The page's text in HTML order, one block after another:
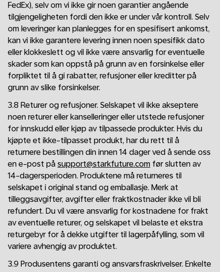
FedEx), selv om vi ikke gir noen garantier angående
tilgjengeligheten fordi den ikke er under vår kontroll. Selv
om leveringer kan planlegges for en spesifisert ankomst,
kan vi ikke garantere levering innen noen spesifikk dato
eller klokkeslett og vil ikke være ansvarlig for eventuelle
skader som kan oppstå på grunn av en forsinkelse eller
forpliktet til å gi rabatter, refusjoner eller kreditter på
grunn av slike forsinkelser.
3.8 Returer og refusjoner. Selskapet vil ikke akseptere
noen returer eller kanselleringer eller utstede refusjoner
for innskudd eller kjøp av tilpassede produkter. Hvis du
kjøpte et ikke-tilpasset produkt, har du rett til å
returnere bestillingen din innen 14 dager ved å sende oss
en e-post på support@starkfuture.com før slutten av
14-dagersperioden. Produktene må returneres til
selskapet i original stand og emballasje. Merk at
tilleggsavgifter, avgifter eller fraktkostnader ikke vil bli
refundert. Du vil være ansvarlig for kostnadene for frakt
av eventuelle returer, og selskapet vil belaste et ekstra
returgebyr for å dekke utgifter til lagerpåfylling, som vil
variere avhengig av produktet.
3.9 Produsentens garanti og ansvarsfraskrivelser. Enkelte